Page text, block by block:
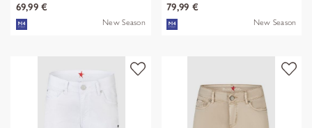
69,99 €
New Season
79,99 €
New Season